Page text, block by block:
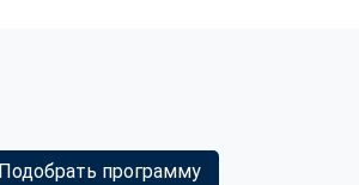
Подобрать программу